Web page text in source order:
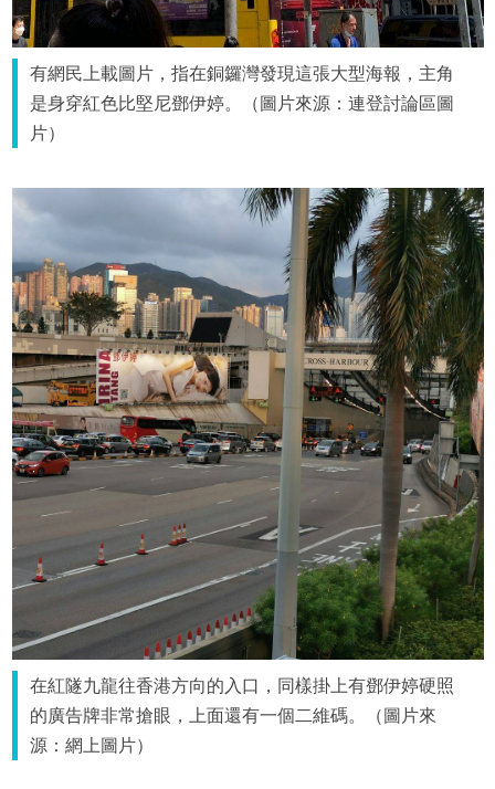
有網民上載圖片，指在銅鑼灣發現這張大型海報，主角
是身穿紅色比堅尼鄧伊婷。（圖片來源：連登討論區圖
片）
在紅隧九龍往香港方向的入口，同樣掛上有鄧伊婷硬照
的廣告牌非常搶眼，上面還有一個二維碼。（圖片來
源：網上圖片）